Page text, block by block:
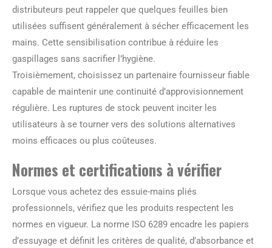
distributeurs peut rappeler que quelques feuilles bien
utilisées suffisent généralement à sécher efficacement les
mains. Cette sensibilisation contribue à réduire les
gaspillages sans sacrifier l’hygiène.
Troisièmement, choisissez un partenaire fournisseur fiable
capable de maintenir une continuité d’approvisionnement
régulière. Les ruptures de stock peuvent inciter les
utilisateurs à se tourner vers des solutions alternatives
moins efficaces ou plus coûteuses.
Normes et certifications à vérifier
Lorsque vous achetez des essuie-mains pliés
professionnels, vérifiez que les produits respectent les
normes en vigueur. La norme ISO 6289 encadre les papiers
d’essuyage et définit les critères de qualité, d’absorbance et